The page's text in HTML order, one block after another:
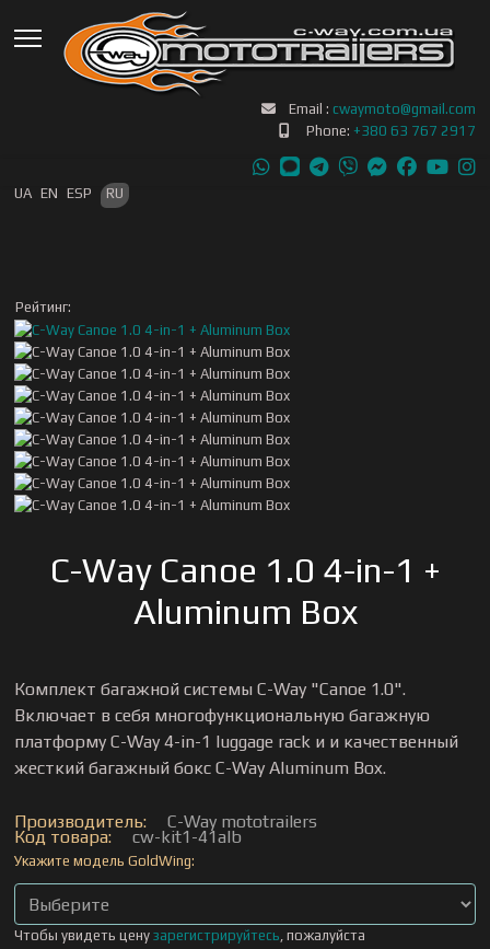
Email : cwaymoto@gmail.com
Phone: +380 63 767 2917
Выберите язык
UA EN ESP RU
Рейтинг:
C-Way Canoe 1.0 4-in-1 +
Aluminum Box
Комплект багажной системы C-Way "Canoe 1.0".
Включает в себя многофункциональную багажную
платформу C-Way 4-in-1 luggage rack и и качественный
жесткий багажный бокс C-Way Aluminum Box.
Производитель: C-Way mototrailers
Код товара: cw-kit1-41alb
Укажите модель GoldWing:
Чтобы увидеть ценузарегистрируйтесь, пожалуйста